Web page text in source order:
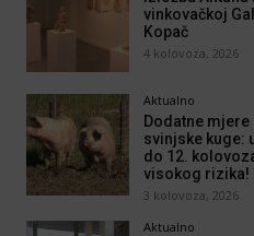
vinkovačkoj
Kopač
4 kolovoza, 2026
Aktualno
Dodatne
svinjske kuge:
do 12.
visokog rizika!
3 kolovoza, 2026
Aktualno